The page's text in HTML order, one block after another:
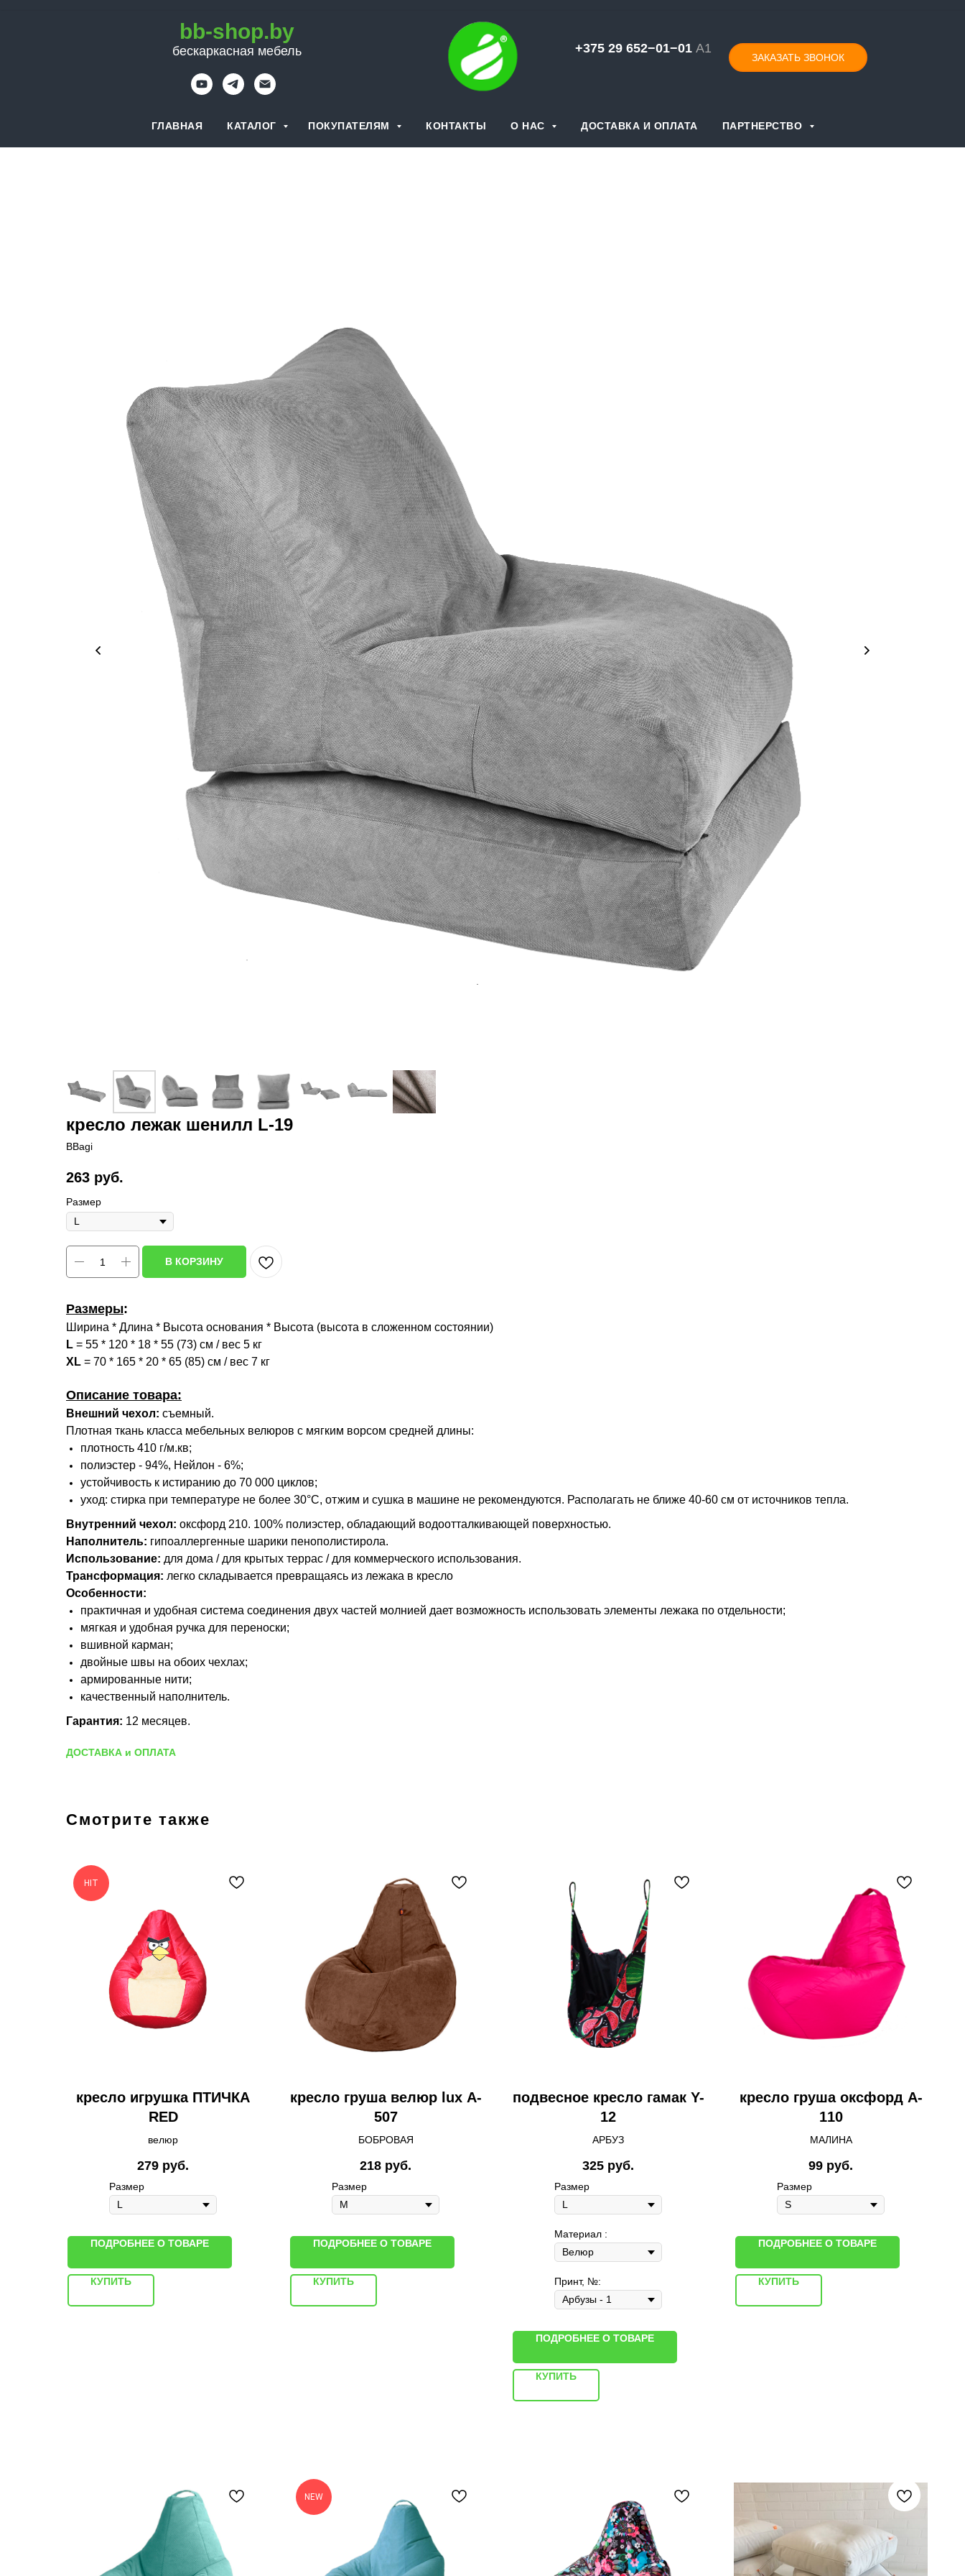
bb-shop.by
бескаркасная мебель +375 29 652−01−01 А1
ЗАКАЗАТЬ ЗВОНОК
ГЛАВНАЯ КАТАЛОГ ПОКУПАТЕЛЯМ КОНТАКТЫ О НАС ДОСТАВКА И ОПЛАТА ПАРТНЕРСТВО
кресло лежак шенилл L-19
BBagi
263 руб.
Размер
В КОРЗИНУ
Размеры:
Ширина * Длина * Высота основания * Высота (высота в сложенном состоянии)
L = 55 * 120 * 18 * 55 (73) см / вес 5 кг
XL = 70 * 165 * 20 * 65 (85) см / вес 7 кг
Описание товара:
Внешний чехол: съемный.
Плотная ткань класса мебельных велюров с мягким ворсом средней длины:
плотность 410 г/м.кв;
полиэстер - 94%, Нейлон - 6%;
устойчивость к истиранию до 70 000 циклов;
уход: стирка при температуре не более 30°С, отжим и сушка в машине не рекомендуются. Располагать не ближе 40-60 см от источников тепла.
Внутренний чехол: оксфорд 210. 100% полиэстер, обладающий водоотталкивающей поверхностью.
Наполнитель: гипоаллергенные шарики пенополистирола.
Использование: для дома / для крытых террас / для коммерческого использования.
Трансформация: легко складывается превращаясь из лежака в кресло
Особенности:
практичная и удобная система соединения двух частей молнией дает возможность использовать элементы лежака по отдельности;
мягкая и удобная ручка для переноски;
вшивной карман;
двойные швы на обоих чехлах;
армированные нити;
качественный наполнитель.
Гарантия: 12 месяцев.
ДОСТАВКА и ОПЛАТА
Смотрите также
HIT
кресло игрушка ПТИЧКА
RED
велюр
279 руб.
Размер
ПОДРОБНЕЕ О ТОВАРЕ
КУПИТЬ
кресло груша велюр lux A-
507
БОБРОВАЯ
218 руб.
Размер
ПОДРОБНЕЕ О ТОВАРЕ
КУПИТЬ
подвесное кресло гамак Y-
12
АРБУЗ
325 руб.
Размер
Материал :
Принт, №:
ПОДРОБНЕЕ О ТОВАРЕ
КУПИТЬ
кресло груша оксфорд A-
110
МАЛИНА
99 руб.
Размер
ПОДРОБНЕЕ О ТОВАРЕ
КУПИТЬ
NEW